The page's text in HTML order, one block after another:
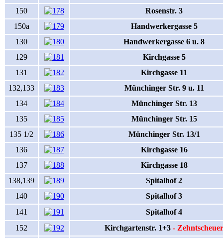
150
Rosenstr. 3
150a
Handwerkergasse 5
130
Handwerkergasse 6 u. 8
129
Kirchgasse 5
131
Kirchgasse 11
132,133
Münchinger Str. 9 u. 11
134
Münchinger Str. 13
135
Münchinger Str. 15
135 1/2
Münchinger Str. 13/1
136
Kirchgasse 16
137
Kirchgasse 18
138,139
Spitalhof 2
140
Spitalhof 3
141
Spitalhof 4
152
Kirchgartenstr. 1+3 - Zehntscheuer